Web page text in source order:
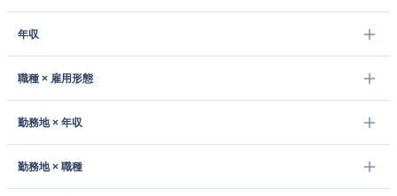
年収
職種 × 雇用形態
勤務地 × 年収
勤務地 × 職種